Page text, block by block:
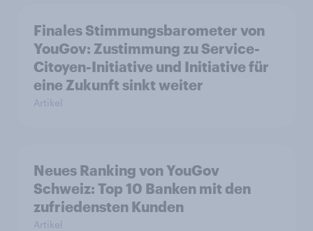
Finales Stimmungsbarometer von
YouGov: Zustimmung zu Service-
Citoyen-Initiative und Initiative für
eine Zukunft sinkt weiter
Artikel
Neues Ranking von YouGov
Schweiz: Top 10 Banken mit den
zufriedensten Kunden
Artikel